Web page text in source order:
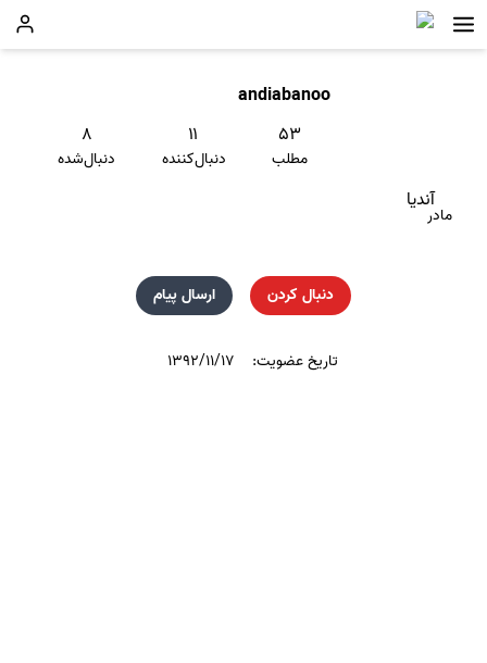
andiabanoo
۵۳
مطلب
۱۱
دنبال‌کننده
۸
دنبال‌شده
آندیا
مادر
دنبال کردن ارسال پیام
تاریخ عضویت: ۱۳۹۲/۱۱/۱۷